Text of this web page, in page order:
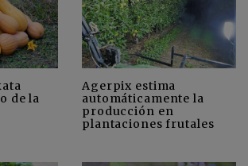
de la
Agerpix estima
automáticamente la
producción en
plantaciones frutales